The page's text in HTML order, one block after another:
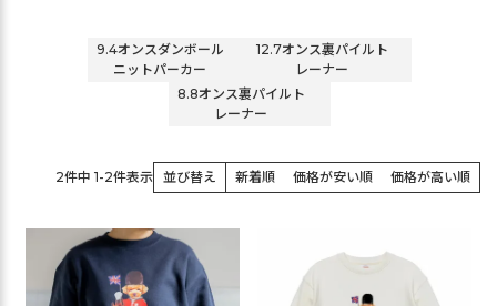
9.4オンスダンボール
ニットパーカー
12.7オンス裏パイルト
レーナー
8.8オンス裏パイルト
レーナー
並び替え 新着順 価格が安い順 価格が高い順
2件中 1-2件表示